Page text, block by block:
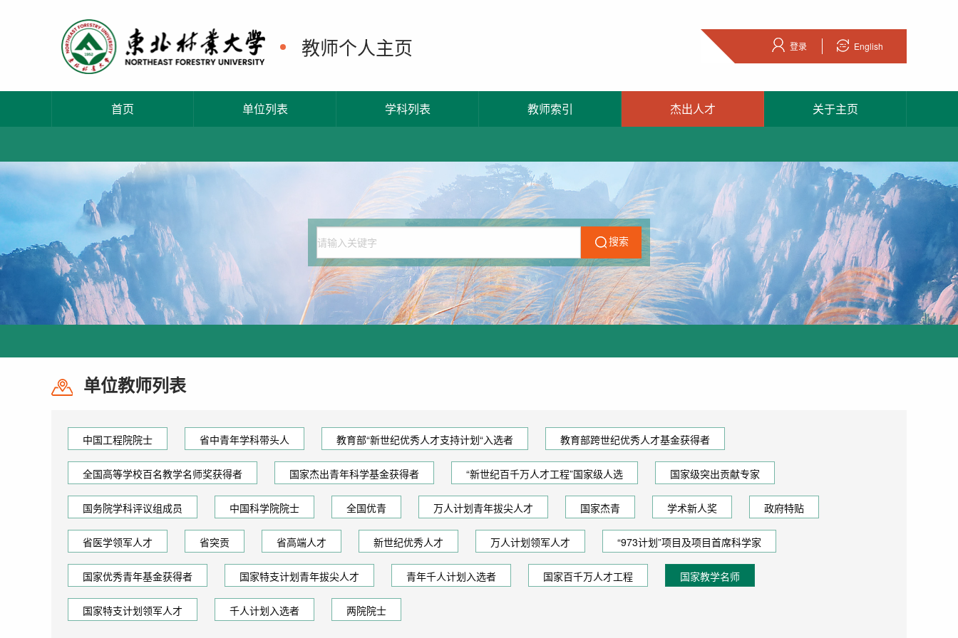
教师个人主页 登录 English
首页 单位列表 学科列表 教师索引 杰出人才 关于主页
搜索
单位教师列表
中国工程院院士 省中青年学科带头人 教育部“新世纪优秀人才支持计划“入选者 教育部跨世纪优秀人才基金获得者
全国高等学校百名教学名师奖获得者 国家杰出青年科学基金获得者 “新世纪百千万人才工程”国家级人选 国家级突出贡献专家
国务院学科评议组成员 中国科学院院士 全国优青 万人计划青年拔尖人才 国家杰青 学术新人奖 政府特贴
省医学领军人才 省突贡 省高端人才 新世纪优秀人才 万人计划领军人才 “973计划”项目及项目首席科学家
国家优秀青年基金获得者 国家特支计划青年拔尖人才 青年千人计划入选者 国家百千万人才工程 国家教学名师
国家特支计划领军人才 千人计划入选者 两院院士